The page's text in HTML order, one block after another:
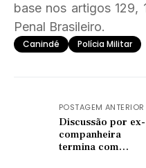
base nos artigos 129,
Penal Brasileiro.
Canindé Polícia Militar
POSTAGEM ANTERIOR
Discussão por ex-
companheira
termina com